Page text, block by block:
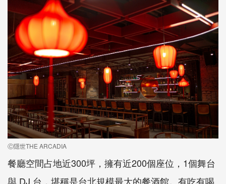
Ⓒ隱世THE ARCADIA
餐廳空間占地近300坪，擁有近200個座位，1個舞台
與 DJ 台，堪稱是台北規模最大的餐酒館。有吃有喝